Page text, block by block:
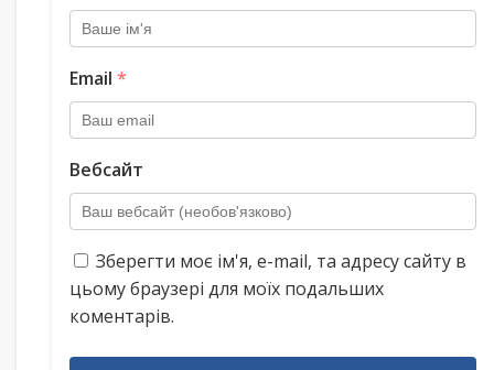
Email *
Вебсайт
Зберегти моє ім'я, e-mail, та адресу сайту в
цьому браузері для моїх подальших
коментарів.